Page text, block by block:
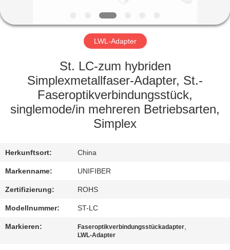
FABRIK-
QUALITÄTSKONTROLLE
TRETEN
UNS
IN
VERBINDUNG
NACHRICHTEN
LWL-Adapter
St. LC-zum hybriden
Simplexmetallfaser-Adapter, St.-
Faseroptikverbindungsstück,
singlemode/in mehreren Betriebsarten,
Simplex
Herkunftsort: China
Markenname: UNIFIBER
Zertifizierung: ROHS
Modellnummer: ST-LC
Markieren: Faseroptikverbindungsstückadapter,
LWL-Adapter